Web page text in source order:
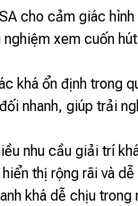
cho cảm giác
xem cuốn
khá ổn định trong
nhanh, giúp trải
nhu cầu giải trí
thị rộng rãi và
khá dễ chịu